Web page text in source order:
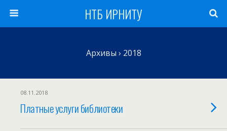
НТБ ИРНИТУ
Архивы › 2018
08.11.2018
Платные услуги библиотеки